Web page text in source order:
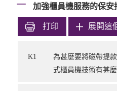
加強櫃員機服務的保安
打印 展開這
K1
為甚麼要將磁帶提
式櫃員機技術有甚